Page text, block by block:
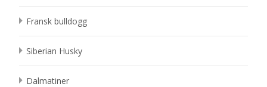
Fransk bulldogg
Siberian Husky
Dalmatiner